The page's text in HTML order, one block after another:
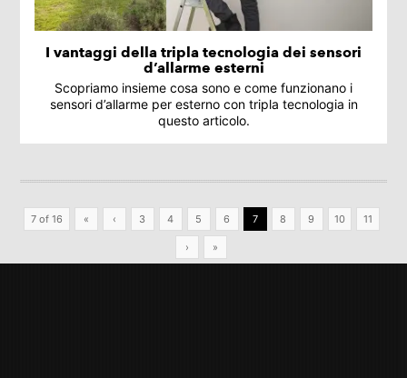
I vantaggi della tripla tecnologia dei sensori
d’allarme esterni
Scopriamo insieme cosa sono e come funzionano i
sensori d’allarme per esterno con tripla tecnologia in
questo articolo.
7 of 16 « ‹ 3 4 5 6 7 8 9 10 11
› »